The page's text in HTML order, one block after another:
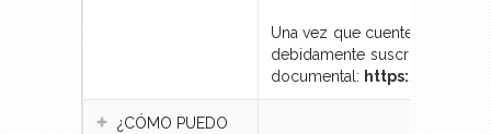
Una vez que cuente con
debidamente suscrito por el
documental: https://
¿CÓMO PUEDO